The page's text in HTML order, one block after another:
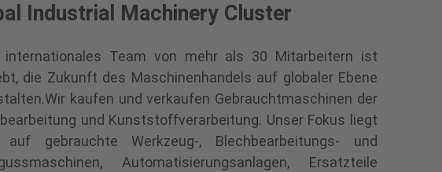
Industrial Machinery Cluster
internationales Team von mehr als 30 Mitarbeitern ist
die Zukunft des Maschinenhandels auf globaler Ebene
kaufen und verkaufen Gebrauchtmaschinen der
und Kunststoffverarbeitung. Unser Fokus liegt
auf gebrauchte Werkzeug-, Blechbearbeitungs- und
Automatisierungsanlagen, Ersatzteile